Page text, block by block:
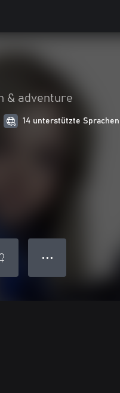
& adventure
14 unterstützte Sprachen
● ● ●